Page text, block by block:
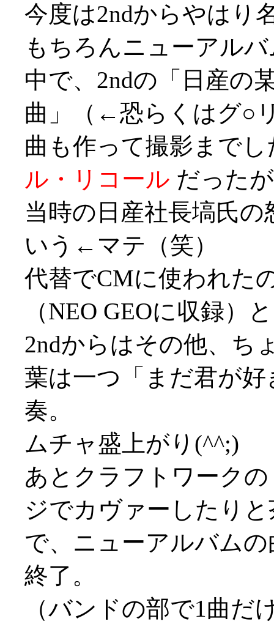
今度は2ndからやはり
もちろんニューアル
中で、2ndの「日産の
曲」（←恐らくはグ○
曲も作って撮影まで
ル・リコール だった
当時の日産社長塙氏
いう←マテ（笑）
代替でCMに使われた
（NEO GEOに収録）
2ndからはその他、ち
葉は一つ「まだ君が
奏。
ムチャ盛上がり(^^;)
あとクラフトワーク
ジでカヴァーしたり
で、ニューアルバム
終了。
（バンドの部で1曲だ